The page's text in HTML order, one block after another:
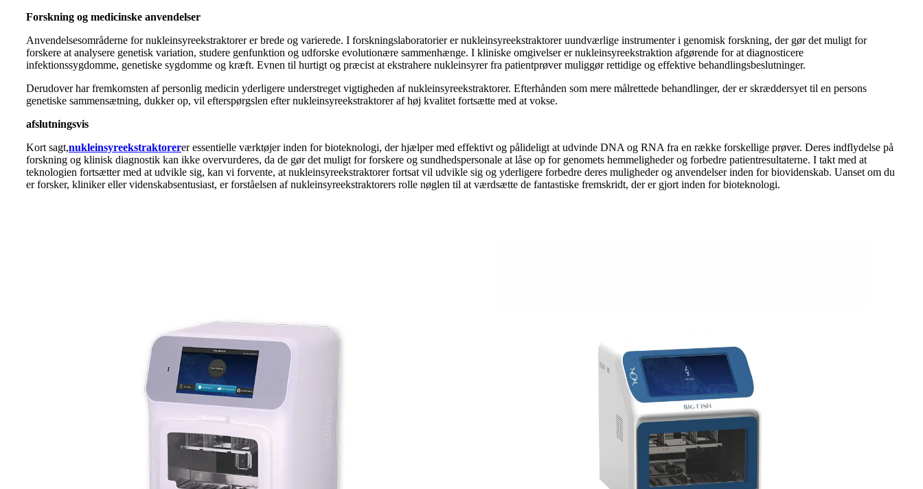
Forskning og medicinske anvendelser
Anvendelsesområderne for nukleinsyreekstraktorer er brede og varierede. I forskningslaboratorier er nukleinsyreekstraktorer uundværlige instrumenter i genomisk forskning, der gør det muligt for
forskere at analysere genetisk variation, studere genfunktion og udforske evolutionære sammenhænge. I kliniske omgivelser er nukleinsyreekstraktion afgørende for at diagnosticere
infektionssygdomme, genetiske sygdomme og kræft. Evnen til hurtigt og præcist at ekstrahere nukleinsyrer fra patientprøver muliggør rettidige og effektive behandlingsbeslutninger.
Derudover har fremkomsten af ​​personlig medicin yderligere understreget vigtigheden af ​​nukleinsyreekstraktorer. Efterhånden som mere målrettede behandlinger, der er skræddersyet til en persons
genetiske sammensætning, dukker op, vil efterspørgslen efter nukleinsyreekstraktorer af høj kvalitet fortsætte med at vokse.
afslutningsvis
Kort sagt,nukleinsyreekstraktorerer essentielle værktøjer inden for bioteknologi, der hjælper med effektivt og pålideligt at udvinde DNA og RNA fra en række forskellige prøver. Deres indflydelse på
forskning og klinisk diagnostik kan ikke overvurderes, da de gør det muligt for forskere og sundhedspersonale at låse op for genomets hemmeligheder og forbedre patientresultaterne. I takt med at
teknologien fortsætter med at udvikle sig, kan vi forvente, at nukleinsyreekstraktorer fortsat vil udvikle sig og yderligere forbedre deres muligheder og anvendelser inden for biovidenskab. Uanset om du
er forsker, kliniker eller videnskabsentusiast, er forståelsen af ​​nukleinsyreekstraktorers rolle nøglen til at værdsætte de fantastiske fremskridt, der er gjort inden for bioteknologi.